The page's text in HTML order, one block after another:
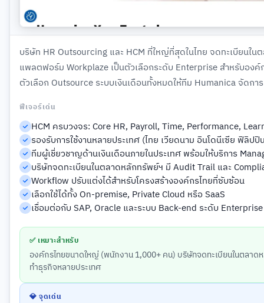
บริษัท HR Outsourcing และ HCM ที่ใหญ่ที่สุดในไทย จดทะเบียนใ
แพลตฟอร์ม Workplaze เป็นตัวเลือกระดับ Enterprise สำหรับอง
ตัวเลือก Outsource ระบบเงินเดือนทั้งหมดให้ทีม Humanica จัดการ
ฟีเจอร์เด่น
HCM ครบวงจร: Core HR, Payroll, Time, Performance,
รองรับการใช้งานหลายประเทศ (ไทย เวียดนาม อินโดนีเซีย ฟิลิปปิ
ทีมผู้เชี่ยวชาญด้านเงินเดือนภายในประเทศ พร้อมให้บริการ
บริษัทจดทะเบียนในตลาดหลักทรัพย์ฯ มี Audit Trail และ
Workflow ปรับแต่งได้สำหรับโครงสร้างองค์กรไทยที่ซับซ้อน
เลือกใช้ได้ทั้ง On-premise, Private Cloud หรือ SaaS
เชื่อมต่อกับ SAP, Oracle และระบบ Back-end ระดับ
✅ เหมาะสำหรับ
องค์กรไทยขนาดใหญ่ (พนักงาน 1,000+ คน) บริษัทจดทะเบียนในตลา
ทำธุรกิจหลายประเทศ
💎 จุดเด่น